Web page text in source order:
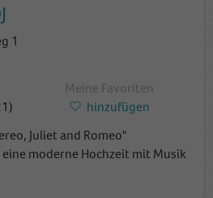
1
Meine Favoriten
hinzufügen
Juliet and Romeo"
moderne Hochzeit mit Musik